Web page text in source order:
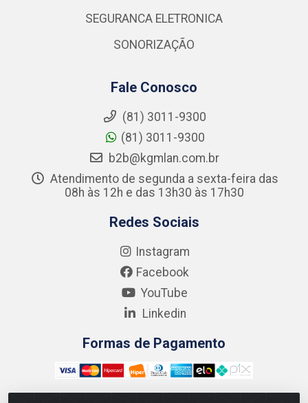
SEGURANCA ELETRONICA
SONORIZAÇÃO
Fale Conosco
(81) 3011-9300
(81) 3011-9300
b2b@kgmlan.com.br
Atendimento de segunda a sexta-feira das
08h às 12h e das 13h30 às 17h30
Redes Sociais
Instagram
Facebook
YouTube
Linkedin
Formas de Pagamento